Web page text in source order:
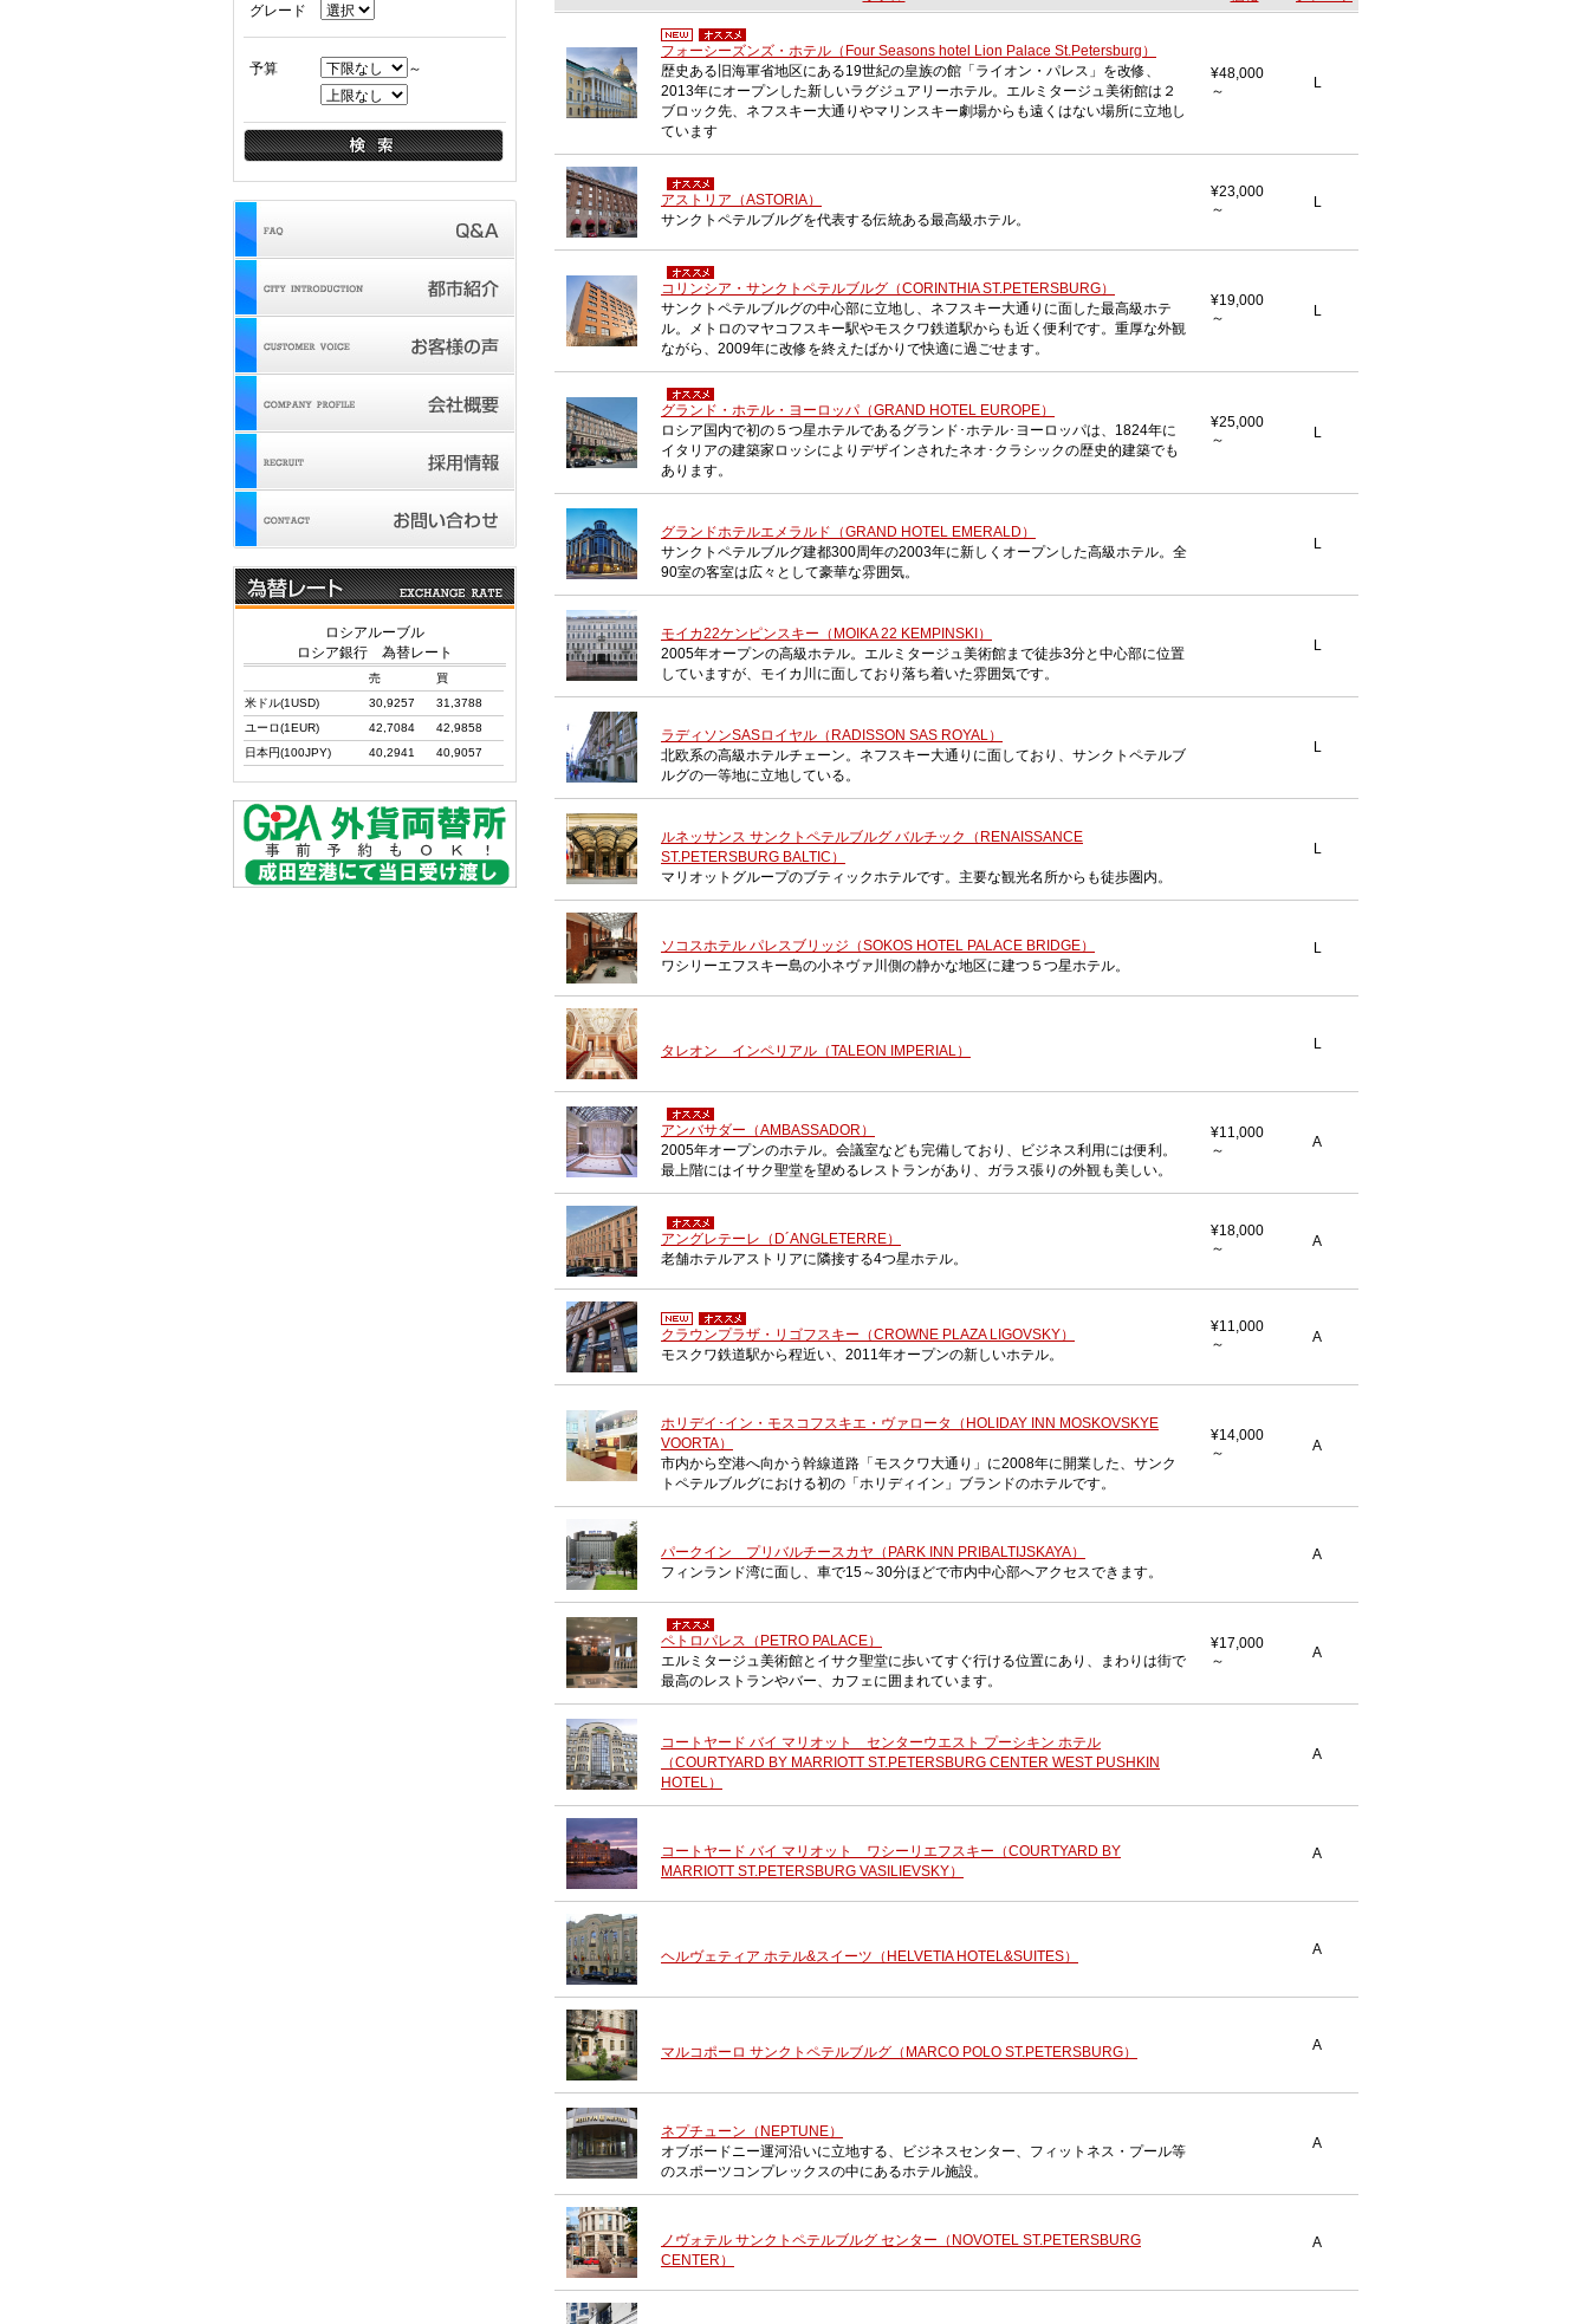
フォーシーズンズ・ホテル（Four Seasons hotel Lion Palace St.Petersburg）
歴史ある旧海軍省地区にある19世紀の皇族の館「ライオン・パレス」を改修、
2013年にオープンした新しいラグジュアリーホテル。エルミタージュ美術館は２
ブロック先、ネフスキー大通りやマリンスキー劇場からも遠くはない場所に立地し
ています
¥48,000
～
L
アストリア（ASTORIA）
サンクトペテルブルグを代表する伝統ある最高級ホテル。
¥23,000
～
L
コリンシア・サンクトペテルブルグ（CORINTHIA ST.PETERSBURG）
サンクトペテルブルグの中心部に立地し、ネフスキー大通りに面した最高級ホテ
ル。メトロのマヤコフスキー駅やモスクワ鉄道駅からも近く便利です。重厚な外観
ながら、2009年に改修を終えたばかりで快適に過ごせます。
¥19,000
～
L
グランド・ホテル・ヨーロッパ（GRAND HOTEL EUROPE）
ロシア国内で初の５つ星ホテルであるグランド･ホテル･ヨーロッパは、1824年に
イタリアの建築家ロッシによりデザインされたネオ･クラシックの歴史的建築でも
あります。
¥25,000
～
L
グランドホテルエメラルド（GRAND HOTEL EMERALD）
サンクトペテルブルグ建都300周年の2003年に新しくオープンした高級ホテル。全
90室の客室は広々として豪華な雰囲気。
L
モイカ22ケンピンスキー（MOIKA 22 KEMPINSKI）
2005年オープンの高級ホテル。エルミタージュ美術館まで徒歩3分と中心部に位置
していますが、モイカ川に面しており落ち着いた雰囲気です。
L
ラディソンSASロイヤル（RADISSON SAS ROYAL）
北欧系の高級ホテルチェーン。ネフスキー大通りに面しており、サンクトペテルブ
ルグの一等地に立地している。
L
ルネッサンス サンクトペテルブルグ バルチック（RENAISSANCE
ST.PETERSBURG BALTIC）
マリオットグループのブティックホテルです。主要な観光名所からも徒歩圏内。
L
ソコスホテル パレスブリッジ（SOKOS HOTEL PALACE BRIDGE）
ワシリーエフスキー島の小ネヴァ川側の静かな地区に建つ５つ星ホテル。
L
タレオン インペリアル（TALEON IMPERIAL） L
アンバサダー（AMBASSADOR）
2005年オープンのホテル。会議室なども完備しており、ビジネス利用には便利。
最上階にはイサク聖堂を望めるレストランがあり、ガラス張りの外観も美しい。
¥11,000
～
A
アングレテーレ（D´ANGLETERRE）
老舗ホテルアストリアに隣接する4つ星ホテル。
¥18,000
～
A
クラウンプラザ・リゴフスキー（CROWNE PLAZA LIGOVSKY）
モスクワ鉄道駅から程近い、2011年オープンの新しいホテル。
¥11,000
～
A
ホリデイ･イン・モスコフスキエ・ヴァロータ（HOLIDAY INN MOSKOVSKYE
VOORTA）
市内から空港へ向かう幹線道路「モスクワ大通り」に2008年に開業した、サンク
トペテルブルグにおける初の「ホリディイン」ブランドのホテルです。
¥14,000
～
A
パークイン プリバルチースカヤ（PARK INN PRIBALTIJSKAYA）
フィンランド湾に面し、車で15～30分ほどで市内中心部へアクセスできます。
A
ペトロパレス（PETRO PALACE）
エルミタージュ美術館とイサク聖堂に歩いてすぐ行ける位置にあり、まわりは街で
最高のレストランやバー、カフェに囲まれています。
¥17,000
～
A
コートヤード バイ マリオット センターウエスト プーシキン ホテル
（COURTYARD BY MARRIOTT ST.PETERSBURG CENTER WEST PUSHKIN
HOTEL）
A
コートヤード バイ マリオット ワシーリエフスキー（COURTYARD BY
MARRIOTT ST.PETERSBURG VASILIEVSKY）
A
ヘルヴェティア ホテル&スイーツ（HELVETIA HOTEL&SUITES） A
マルコポーロ サンクトペテルブルグ（MARCO POLO ST.PETERSBURG） A
ネプチューン（NEPTUNE）
オブボードニー運河沿いに立地する、ビジネスセンター、フィットネス・プール等
のスポーツコンプレックスの中にあるホテル施設。
A
ノヴォテル サンクトペテルブルグ センター（NOVOTEL ST.PETERSBURG
CENTER）
A
グレード
予算 ～
ロシアルーブル
ロシア銀行 為替レート
売
買
米ドル(1USD)
30,9257
31,3788
ユーロ(1EUR)
42,7084
42,9858
日本円(100JPY)
40,2941 40,9057